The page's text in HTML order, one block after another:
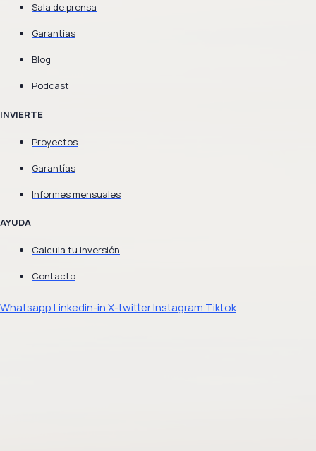
Sala de prensa
Garantías
Blog
Podcast
INVIERTE
Proyectos
Garantías
Informes mensuales
AYUDA
Calcula tu inversión
Contacto
WhatsappLinkedin-inX-twitterInstagram Tiktok